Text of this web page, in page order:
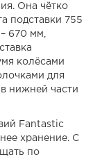
Она чётко
подставки 755
670 мм,
колёсами
для
нижней части
Fantastic
хранение. С
по